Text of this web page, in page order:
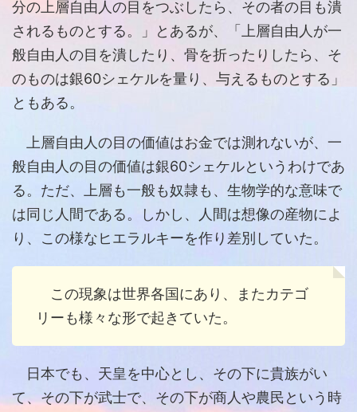
分の上層自由人の目をつぶしたら、その者の目も潰
されるものとする。」とあるが、「上層自由人が一
般自由人の目を潰したり、骨を折ったりしたら、そ
のものは銀60シェケルを量り、与えるものとする」
ともある。
上層自由人の目の価値はお金では測れないが、一
般自由人の目の価値は銀60シェケルというわけであ
る。ただ、上層も一般も奴隷も、生物学的な意味で
は同じ人間である。しかし、人間は想像の産物によ
り、この様なヒエラルキーを作り差別していた。
この現象は世界各国にあり、またカテゴ
リーも様々な形で起きていた。
日本でも、天皇を中心とし、その下に貴族がい
て、その下が武士で、その下が商人や農民という時